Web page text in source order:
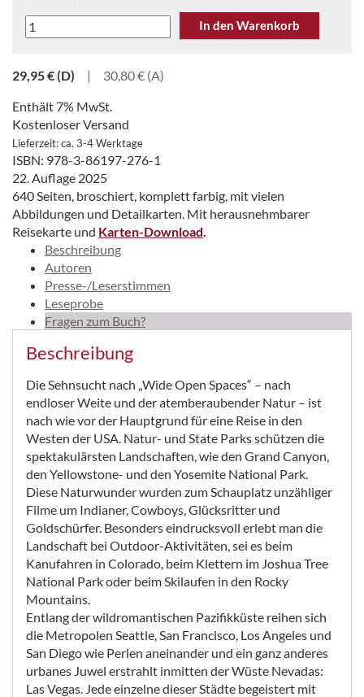
USA-
Westen
Reiseführer
Iwanowski
Menge
In den Warenkorb
29,95€(D) |
30,80 € (A)
Enthält 7% MwSt.
Kostenloser Versand
Lieferzeit: ca. 3-4 Werktage
ISBN: 978-3-86197-276-1
22. Auflage 2025
640 Seiten, broschiert, komplett farbig, mit vielen
Abbildungen und Detailkarten. Mit herausnehmbarer
Reisekarte und Karten-Download.
Beschreibung
Autoren
Presse-/Leserstimmen
Leseprobe
Fragen zum Buch?
Beschreibung
Die Sehnsucht nach „Wide Open Spaces“ – nach
endloser Weite und der atemberaubender Natur – ist
nach wie vor der Hauptgrund für eine Reise in den
Westen der USA. Natur- und State Parks schützen die
spektakulärsten Landschaften, wie den Grand Canyon,
den Yellowstone- und den Yosemite National Park.
Diese Naturwunder wurden zum Schauplatz unzähliger
Filme um Indianer, Cowboys, Glücksritter und
Goldschürfer. Besonders eindrucksvoll erlebt man die
Landschaft bei Outdoor-Aktivitäten, sei es beim
Kanufahren in Colorado, beim Klettern im Joshua Tree
National Park oder beim Skilaufen in den Rocky
Mountains.
Entlang der wildromantischen Pazifikküste reihen sich
die Metropolen Seattle, San Francisco, Los Angeles und
San Diego wie Perlen aneinander und ein ganz anderes
urbanes Juwel erstrahlt inmitten der Wüste Nevadas:
Las Vegas. Jede einzelne dieser Städte begeistert mit